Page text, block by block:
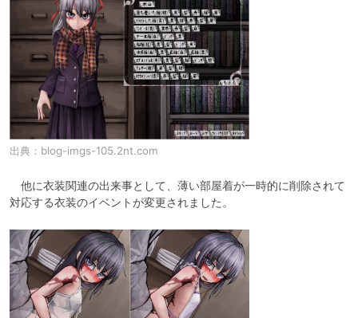
出典： blog-imgs-105.2nt.com
他に衣装関連の出来事として、薄い部屋着が一時的に削除されて
対応する衣装のイベントが変更されました。